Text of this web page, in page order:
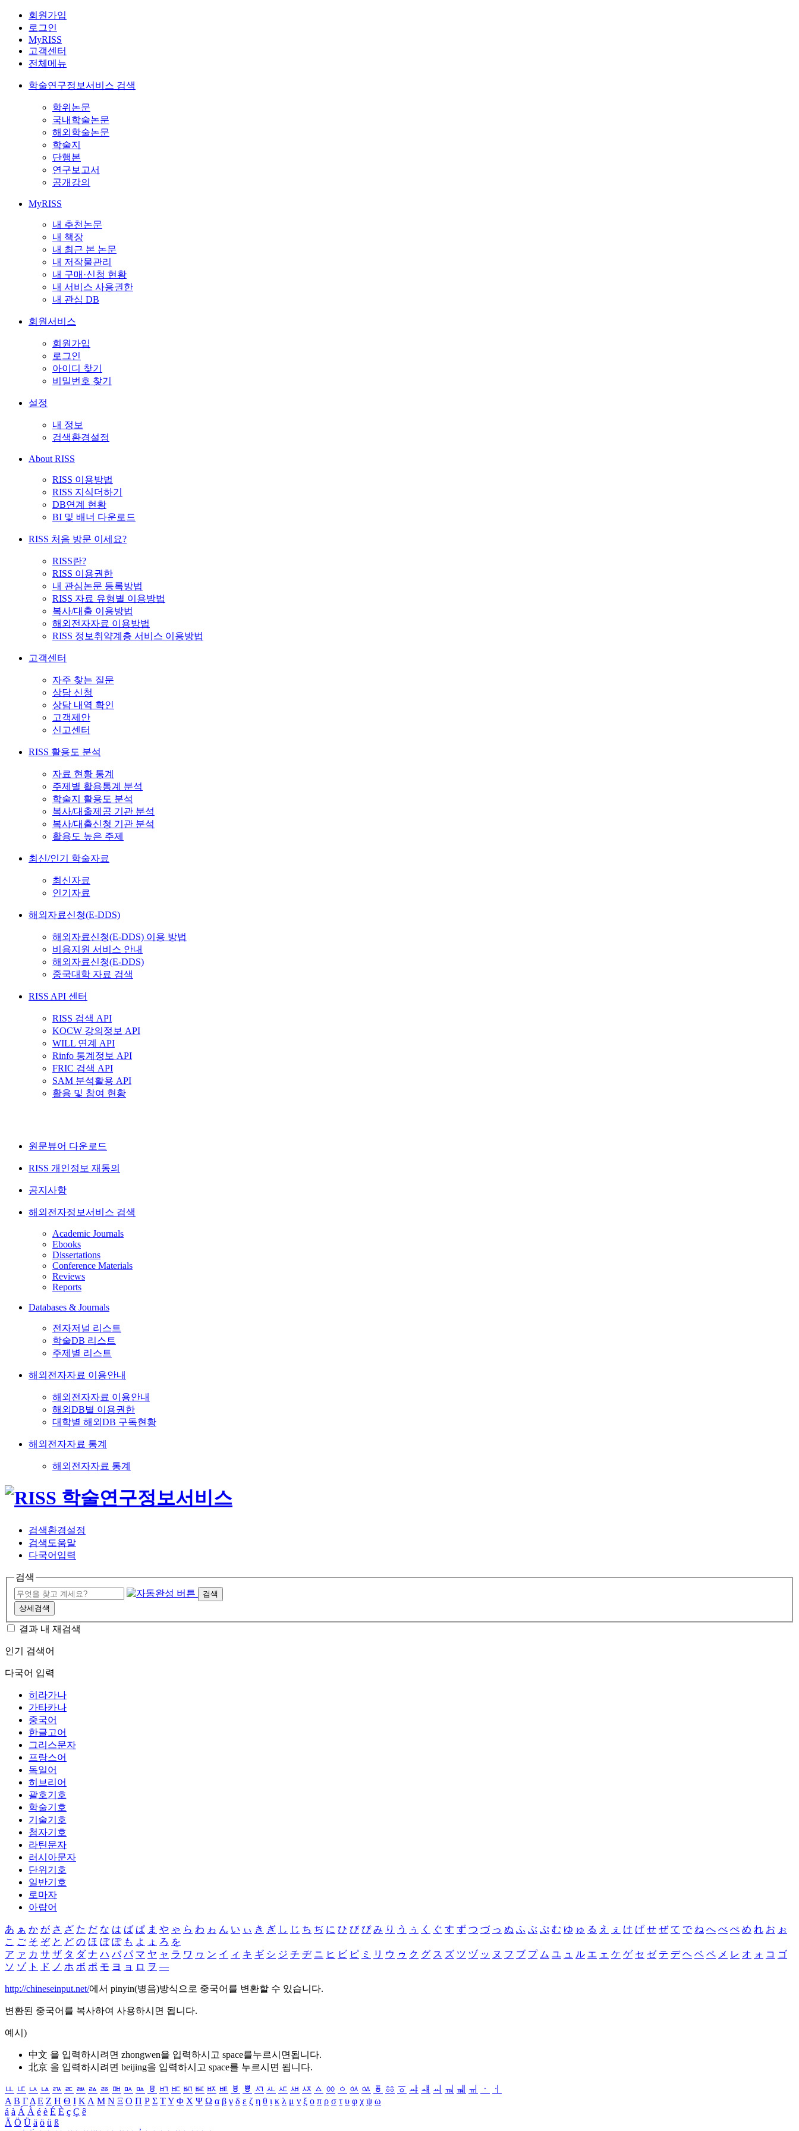
회원가입
로그인
MyRISS
고객센터
전체메뉴
학술연구정보서비스 검색
학위논문
국내학술논문
해외학술논문
학술지
단행본
연구보고서
공개강의
MyRISS
내 추천논문
내 책장
내 최근 본 논문
내 저작물관리
내 구매·신청 현황
내 서비스 사용권한
내 관심 DB
회원서비스
회원가입
로그인
아이디 찾기
비밀번호 찾기
설정
내 정보
검색환경설정
About RISS
RISS 이용방법
RISS 지식더하기
DB연계 현황
BI 및 배너 다운로드
RISS 처음 방문 이세요?
RISS란?
RISS 이용권한
내 관심논문 등록방법
RISS 자료 유형별 이용방법
복사/대출 이용방법
해외전자자료 이용방법
RISS 정보취약계층 서비스 이용방법
고객센터
자주 찾는 질문
상담 신청
상담 내역 확인
고객제안
신고센터
RISS 활용도 분석
자료 현황 통계
주제별 활용통계 분석
학술지 활용도 분석
복사/대출제공 기관 분석
복사/대출신청 기관 분석
활용도 높은 주제
최신/인기 학술자료
최신자료
인기자료
해외자료신청(E-DDS)
해외자료신청(E-DDS) 이용 방법
비용지원 서비스 안내
해외자료신청(E-DDS)
중국대학 자료 검색
RISS API 센터
RISS 검색 API
KOCW 강의정보 API
WILL 연계 API
Rinfo 통계정보 API
FRIC 검색 API
SAM 분석활용 API
활용 및 참여 현황
원문뷰어 다운로드
RISS 개인정보 재동의
공지사항
해외전자정보서비스 검색
Academic Journals
Ebooks
Dissertations
Conference Materials
Reviews
Reports
Databases & Journals
전자저널 리스트
학술DB 리스트
주제별 리스트
해외전자자료 이용안내
해외전자자료 이용안내
해외DB별 이용권한
대학별 해외DB 구독현황
해외전자자료 통계
해외전자자료 통계
검색환경설정
검색도움말
다국어입력
검색
검색
상세검색
결과 내 재검색
인기 검색어
다국어 입력
히라가나
가타카나
중국어
한글고어
그리스문자
프랑스어
독일어
히브리어
괄호기호
학술기호
기술기호
첨자기호
라틴문자
러시아문자
단위기호
일반기호
로마자
아랍어
あ ぁ か が さ ざ た だ な は ば ぱ ま や ゃ ら わ ゎ ん い ぃ き ぎ し じ ち ぢ に ひ び ぴ み り う ぅ く ぐ す ず つ づ っ ぬ ふ ぶ ぷ む ゆ ゅ る え ぇ け げ せ ぜ て で ね へ べ ぺ め れ お ぉ
こ ご そ ぞ と ど の ほ ぼ ぽ も よ ょ ろ を
ア ァ カ サ ザ タ ダ ナ ハ バ パ マ ヤ ャ ラ ワ ヮ ン イ ィ キ ギ シ ジ チ ヂ ニ ヒ ビ ピ ミ リ ウ ゥ ク グ ス ズ ツ ヅ ッ ヌ フ ブ プ ム ユ ュ ル エ ェ ケ ゲ セ ゼ テ デ ヘ ベ ペ メ レ オ ォ コ ゴ
ソ ゾ ト ド ノ ホ ボ ポ モ ヨ ョ ロ ヲ ―
http://chineseinput.net/에서 pinyin(병음)방식으로 중국어를 변환할 수 있습니다.
변환된 중국어를 복사하여 사용하시면 됩니다.
예시)
中文 을 입력하시려면 zhongwen을 입력하시고 space를누르시면됩니다.
北京 을 입력하시려면 beijing을 입력하시고 space를 누르시면 됩니다.
ㅥ ㅦ ㅧ ㅨ ㅩ ㅪ ㅫ ㅬ ㅭ ㅮ ㅯ ㅰ ㅱ ㅲ ㅳ ㅴ ㅵ ㅶ ㅷ ㅸ ㅹ ㅺ ㅻ ㅼ ㅽ ㅾ ㅿ ㆀ ㆁ ㆂ ㆃ ㆄ ㆅ ㆆ ㆇ ㆈ ㆉ ㆊ ㆋ ㆌ ㆍ
ㆎ
Α Β ΓΔ Ε Ζ Η Θ Ι ΚΛ Μ Ν Ξ Ο Π Ρ Σ ΤΥ Φ Χ Ψ Ω α β γ δ ε ζ η θ ι κ λ μ ν ξ ο π ρ σ τ υ φ χ ψ ω
á à Á À é è É È ç Ç ê
Ä Ö Ü ä ö ü ß